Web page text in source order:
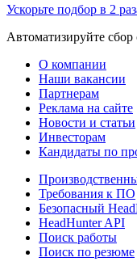
Ускорьте подбор в 2
Автоматизируйте сбор
О компании
Наши вакансии
Партнерам
Реклама на сайте
Новости и статьи
Инвесторам
Кандидаты по
Требования к ПО
Безопасный
HeadHunter API
Поиск работы
Поиск по резюме